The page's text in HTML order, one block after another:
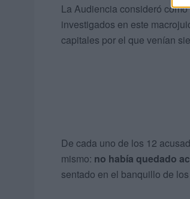
La Audiencia consideró
investigados en este
capitales por el que venían
De cada uno de los 12
mismo: no había quedado
sentado en el banquillo de